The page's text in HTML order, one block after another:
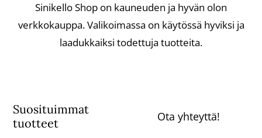
Sinikello Shop on kauneuden ja hyvän olon
verkkokauppa. Valikoimassa on käytössä hyviksi ja
laadukkaiksi todettuja tuotteita.
Suosituimmat
tuotteet
Ota yhteyttä!